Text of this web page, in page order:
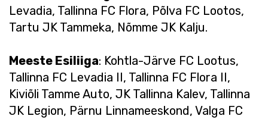
Levadia, Tallinna FC Flora, Põlva FC Lootos,
Tartu JK Tammeka, Nõmme JK Kalju.
Meeste Esiliiga: Kohtla-Järve FC Lootus,
Tallinna FC Levadia II, Tallinna FC Flora II,
Kiviõli Tamme Auto, JK Tallinna Kalev, Tallinna
JK Legion, Pärnu Linnameeskond, Valga FC